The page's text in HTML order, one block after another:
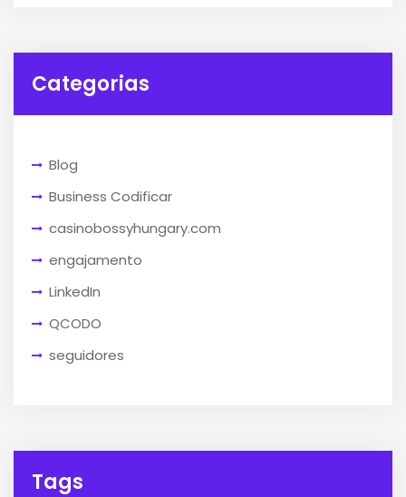
Categorias
Blog
Business Codificar
casinobossyhungary.com
engajamento
LinkedIn
QCODO
seguidores
Tags